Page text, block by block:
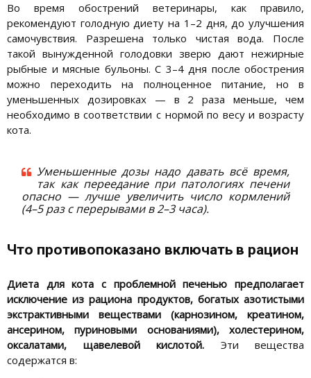
Во время обострений ветеринары, как правило,
рекомендуют голодную диету на 1–2 дня, до улучшения
самочувствия. Разрешена только чистая вода. После
такой вынужденной голодовки зверю дают нежирные
рыбные и мясные бульоны. С 3–4 дня после обострения
можно переходить на полноценное питание, но в
уменьшенных дозировках — в 2 раза меньше, чем
необходимо в соответствии с нормой по весу и возрасту
кота.
Уменьшенные дозы надо давать всё время,
так как переедание при патологиях печени
опасно — лучше увеличить число кормлений
(4–5 раз с перерывами в 2–3 часа).
Что противопоказано включать в рацион
Диета для кота с проблемной печенью предполагает
исключение из рациона продуктов, богатых азотистыми
экстрактивными веществами (карнозином, креатином,
ансерином, пуриновыми основаниями), холестерином,
оксалатами, щавелевой кислотой. Эти вещества
содержатся в: